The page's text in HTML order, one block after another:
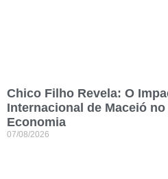
Chico Filho Revela: O
Internacional de Maceió
Economia
07/08/2026